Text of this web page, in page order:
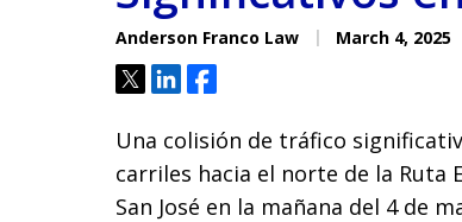
Anderson Franco Law March 4, 2025
TweetShareShare
Una colisión de tráfico
carriles hacia el norte de la Ruta
San José en la mañana del 4 de